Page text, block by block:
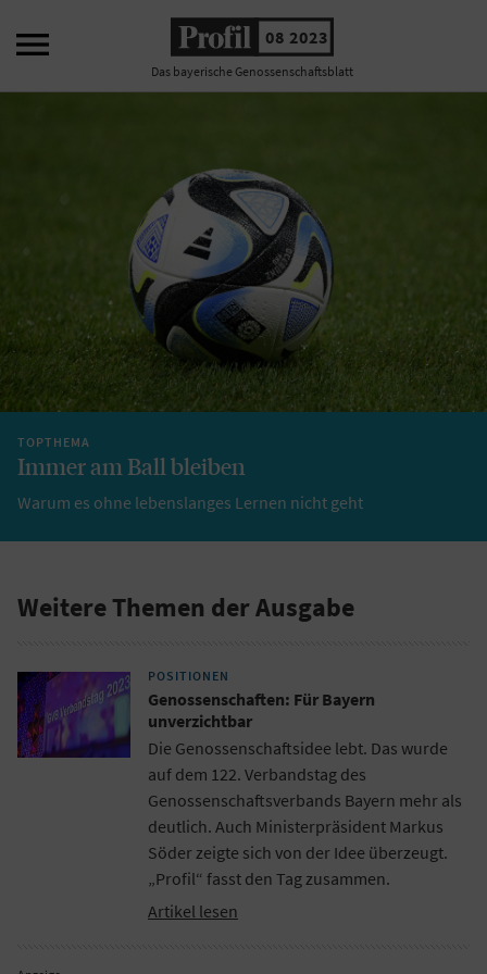
 08 2023
Das bayerische Genossenschaftsblatt
TOPTHEMA
Immer am Ball bleiben
Warum es ohne lebenslanges Lernen nicht geht
Weitere Themen der Ausgabe
POSITIONEN
Genossenschaften: Für Bayern
unverzichtbar
Die Genossenschaftsidee lebt. Das wurde
auf dem 122. Verbandstag des
Genossenschaftsverbands Bayern mehr als
deutlich. Auch Ministerpräsident Markus
Söder zeigte sich von der Idee überzeugt.
„Profil“ fasst den Tag zusammen.
Artikel lesen